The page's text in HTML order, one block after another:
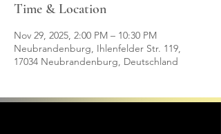
Time & Location
Nov 29, 2025, 2:00 PM – 10:30 PM
Neubrandenburg, Ihlenfelder Str. 119,
17034 Neubrandenburg, Deutschland